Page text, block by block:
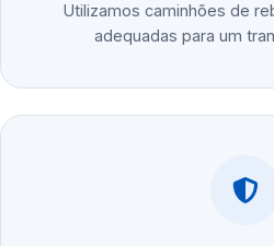
Utilizamos caminhões de
adequadas para um